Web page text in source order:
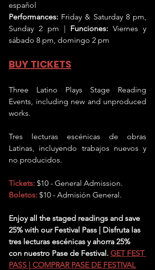
español
Performances: Friday & Saturday 8 pm,
Sunday 2 pm | Funciones: Viernes y
sábado 8 pm, domingo 2 pm
BUY TICKETS
Three Latino Plays Stage Reading
Events, including new and unproduced
works.
Tres lecturas escénicas de obras
Latinas, incluyendo trabajos nuevos y
no producidos.
Tickets: $10 - General Admission.
Boletos: $10 - Admisión General.
Enjoy all the staged readings and save
25% with our Festival Pass | Disfruta las
tres lecturas escénicas y ahorra 25%
con nuestro Pase de Festival. GET FEST
PASS | COMPRAR PASE DE FESTIVAL